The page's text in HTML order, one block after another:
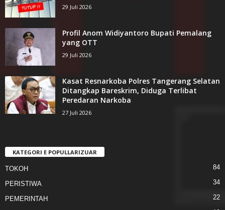
29 Juli 2026
Profil Anom Widiyantoro Bupati Pemalang
yang OTT
29 Juli 2026
Kasat Resnarkoba Polres Tangerang Selatan
Ditangkap Bareskrim, Diduga Terlibat
Peredaran Narkoba
27 Juli 2026
KATEGORI E POPULLARIZUAR
TOKOH 84
PERISTIWA 34
PEMERINTAH
22